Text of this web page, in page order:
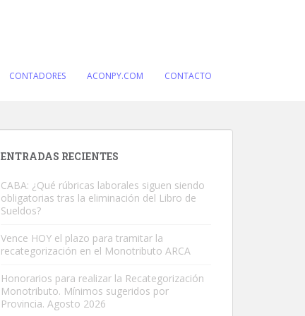
CONTADORES ACONPY.COM CONTACTO
ENTRADAS RECIENTES
CABA: ¿Qué rúbricas laborales siguen siendo
obligatorias tras la eliminación del Libro de
Sueldos?
Vence HOY el plazo para tramitar la
recategorización en el Monotributo ARCA
Honorarios para realizar la Recategorización
Monotributo. Mínimos sugeridos por
Provincia. Agosto 2026